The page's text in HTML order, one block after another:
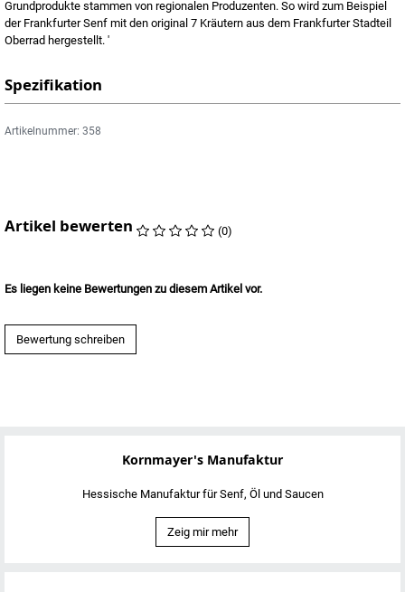
Grundprodukte stammen von regionalen Produzenten. So wird zum Beispiel
der Frankfurter Senf mit den original 7 Kräutern aus dem Frankfurter Stadteil
Oberrad hergestellt. '
Spezifikation
Artikelnummer: 358
Artikel bewerten (0)
Es liegen keine Bewertungen zu diesem Artikel vor.
Bewertung schreiben
Kornmayer's Manufaktur
Hessische Manufaktur für Senf, Öl und Saucen
Zeig mir mehr